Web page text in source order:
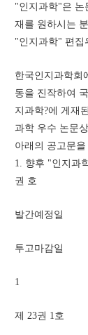
"인지과학"은 논
재를 원하시는
"인지과학" 편집
한국인지과학회
동을 진작하여
지과학?에 게재
과학 우수 논문
아래의 공고문
1. 향후 "인지과
권 호
발간예정일
투고마감일
1
제 23권 1호